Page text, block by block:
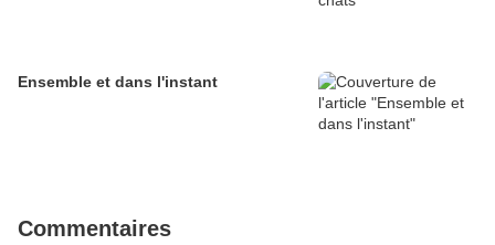
Ensemble et dans l'instant
Commentaires